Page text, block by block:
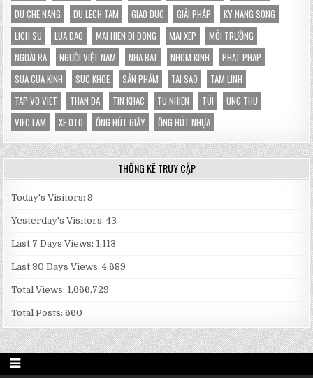
DU CHE NANG
DU LECH TAM GIAO DUC GIẢI PHÁP
KY NANG SONG
LICH SU
LUA DAO MAI HIEN DI DONG MAI XEP
MÔI TRƯỜNG
NGOÀI RA
NGƯỜI VIỆT NAM NHA BAT NHOM KINH
PHAT PHAP
SUA CUA KINH
SUC KHOE SẢN PHẨM TAI SAO
TAM LINH
TAP VO VIET
THAN DA TIN KHAC TU NHIEN TÚI
UNG THU
VIEC LAM
XE OTO ỐNG HÚT GIẤY ỐNG HÚT NHỰA
THỐNG KÊ TRUY CẬP
Today's Visitors:9
Yesterday's Visitors:43
Last 7 Days Views: 1,113
Last 30 Days Views:4,689
Total Views: 1,666,729
Total Posts:660